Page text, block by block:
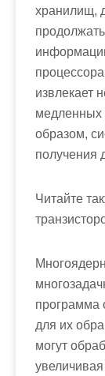
хранилищ,
извлекает
медленных
образом,
получения
Читайте
программа
для их
могут